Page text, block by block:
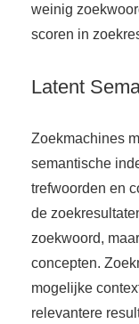
weinig
scoren in
Latent
Zoekmachines
semantische
trefwoorden en
de
zoekwoord,
concepten.
mogelijke
relevantere
gebruikt
de
van